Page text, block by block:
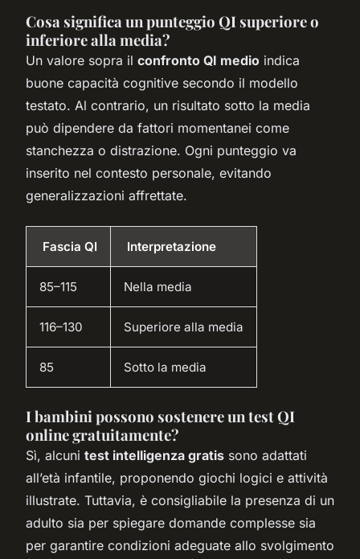
Cosa significa un punteggio QI superiore o
inferiore alla media?
Un valore sopra il confronto QI medio indica
buone capacità cognitive secondo il modello
testato. Al contrario, un risultato sotto la media
può dipendere da fattori momentanei come
stanchezza o distrazione. Ogni punteggio va
inserito nel contesto personale, evitando
generalizzazioni affrettate.
Fascia QI Interpretazione
85–115 Nella media
116–130 Superiore alla media
85 Sotto la media
I bambini possono sostenere un test QI
online gratuitamente?
Sì, alcuni test intelligenza gratis sono adattati
all’età infantile, proponendo giochi logici e attività
illustrate. Tuttavia, è consigliabile la presenza di un
adulto sia per spiegare domande complesse sia
per garantire condizioni adeguate allo svolgimento